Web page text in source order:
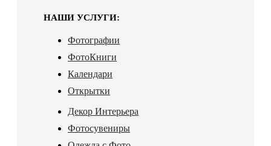
НАШИ УСЛУГИ:
Фотографии
ФотоКниги
Календари
Открытки
Декор Интерьера
Фотосувениры